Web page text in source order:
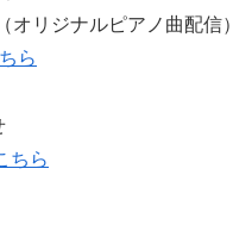
オリジナルピアノ曲配信）
ら
ちら